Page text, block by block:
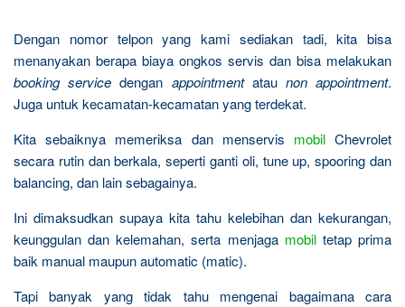
Dengan nomor telpon yang kami sediakan tadi, kita bisa
menanyakan berapa biaya ongkos servis dan bisa melakukan
booking service dengan appointmentatau non appointment.
Juga untuk kecamatan-kecamatan yang terdekat.
Kita sebaiknya memeriksa dan menservis mobilChevrolet
secara rutin dan berkala, seperti ganti oli, tune up, spooring dan
balancing, dan lain sebagainya.
Ini dimaksudkan supaya kita tahu kelebihan dan kekurangan,
keunggulan dan kelemahan, serta menjaga mobiltetap prima
baik manual maupun automatic (matic).
Tapi banyak yang tidak tahu mengenai bagaimana cara